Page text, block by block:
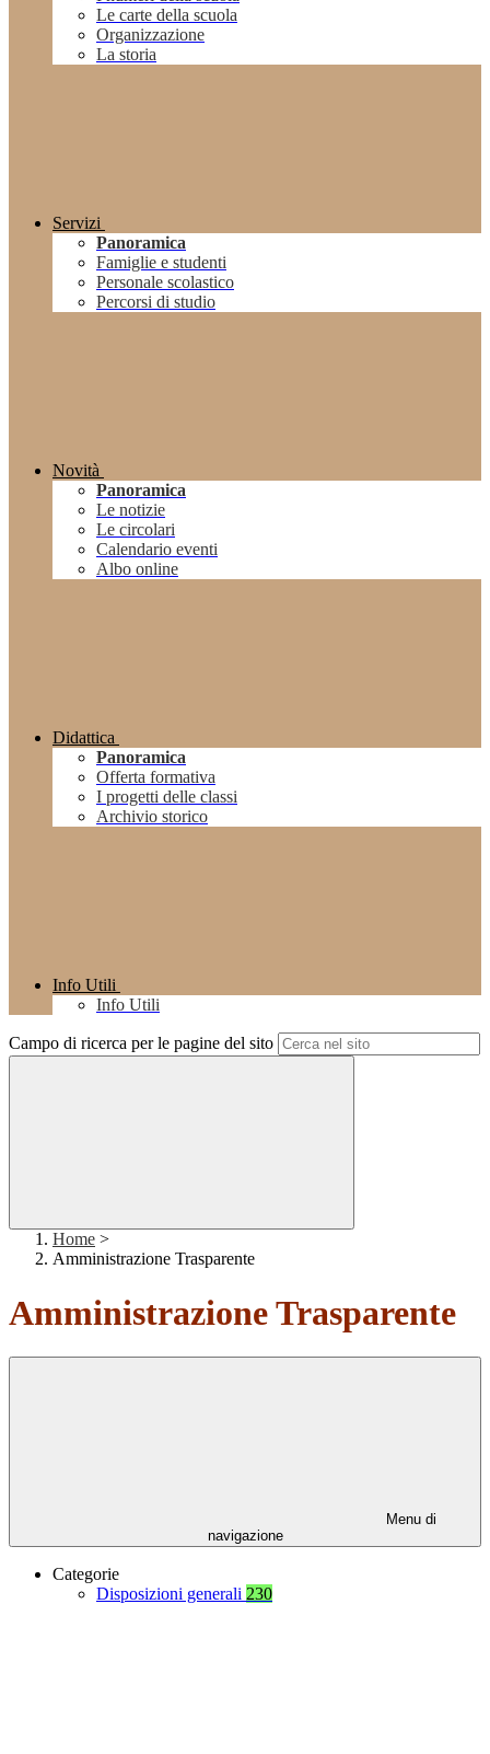
Le carte della scuola
Organizzazione
La storia
Servizi
Panoramica
Famiglie e studenti
Personale scolastico
Percorsi di studio
Novità
Panoramica
Le notizie
Le circolari
Calendario eventi
Albo online
Didattica
Panoramica
Offerta formativa
I progetti delle classi
Archivio storico
Info Utili
Info Utili
Campo di ricerca per le pagine del sito
Home >
Amministrazione Trasparente
Amministrazione Trasparente
Menu di
navigazione
Categorie
Disposizioni generali 230